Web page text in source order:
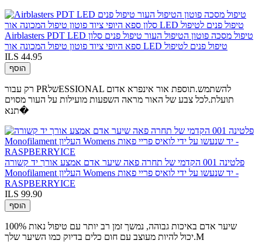
Airblasters PDT LED טיפול מסכה פוטון הטיפול העור טיפול פנים סלון
ספא היופי ציוד פוטון טיפול המכונה אור LED טיפול פנים לטיפול
ILS 44.95
הוסף
רק עבור PRשלESSIONAL להשתמש.תוספת אור אינפרא אדום
תועלת.לכל צבע של האור מראה השפעות מועילות על העור מסוים
תנא�
פלטינה 001 הקדמי של תחרה פאה שיער אדם אמצע אורך יד קשורה
Monofilament העליון Womens יד שנעשו על ידי לואיס פריי פאות -
RASPBERRYICE
ILS 99.90
הוסף
100% שיער אדם באיכות גבוהה, נמשך זמן רב יותר עם טיפול נאות
יכול להיות מעוצב עם חום כלים בדיוק כמו השיער שלך.M